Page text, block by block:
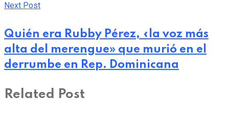
Next Post
Quién era Rubby Pérez, «la voz más
alta del merengue» que murió en el
derrumbe en Rep. Dominicana
Related Post